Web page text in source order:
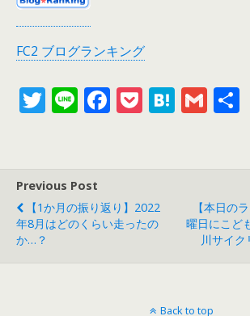
FC2 ブログランキング
T
er
Li F
o
o
P H G
Previous Post
【1か月の振り返り】2022
年8月はどのくらい走ったの
か…？
【本日の
曜日にこど
川サイク
Back to top